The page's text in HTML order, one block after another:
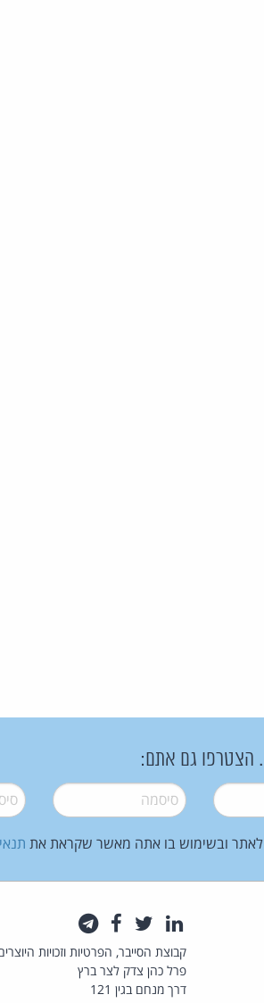
הצטרפו גם אתם:
סיסמה*
ובשימוש בו אתה מאשר שקראת את
לינקדאין
טוויטרפייסבוק
קבוצת הסייבר, הפרטיות וזכויות
פרל כהן צדק לצר ברץ
דרך מנחם בגין 121